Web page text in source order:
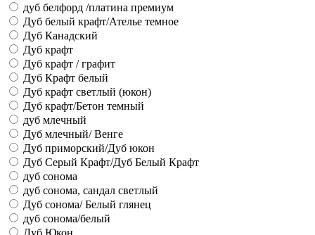
дуб белфорд /платина премиум
Дуб белый крафт/Ателье темное
Дуб Канадский
Дуб крафт
Дуб крафт / графит
Дуб Крафт белый
Дуб крафт светлый (юкон)
Дуб крафт/Бетон темный
дуб млечный
Дуб млечный/ Венге
Дуб приморский/Дуб юкон
Дуб Серый Крафт/Дуб Белый Крафт
дуб сонома
дуб сонома, сандал светлый
Дуб сонома/ Белый глянец
дуб сонома/белый
Дуб Юкон